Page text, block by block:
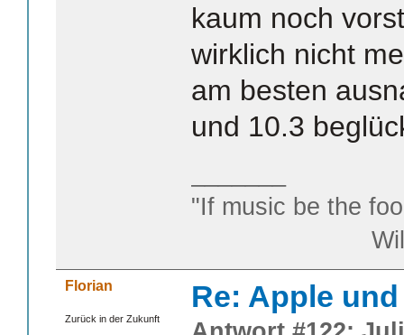
kaum noch
wirklich nicht
am besten
und 10.3
"If music be the
William
Florian
Zurück in der Zukunft
Re: Apple